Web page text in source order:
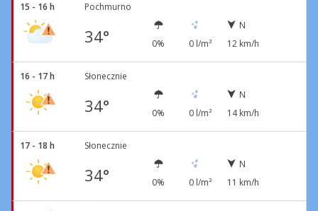
15 - 16 h Pochmurno
34° 0% 0 l/m²
N
12 km/h
16 - 17 h Słonecznie
34° 0% 0 l/m²
N
14 km/h
17 - 18 h Słonecznie
34° 0% 0 l/m²
N
11 km/h